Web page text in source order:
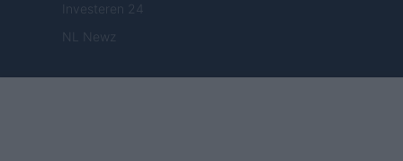
Investeren 24
NL Newz